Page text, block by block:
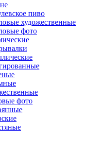
пиво
художественные
фото
фото